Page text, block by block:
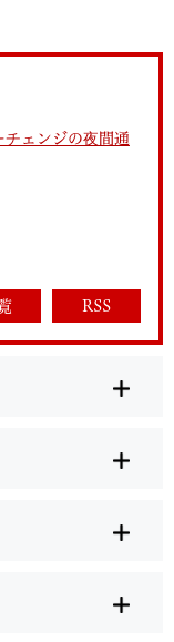
ェンジの夜間通
RSS